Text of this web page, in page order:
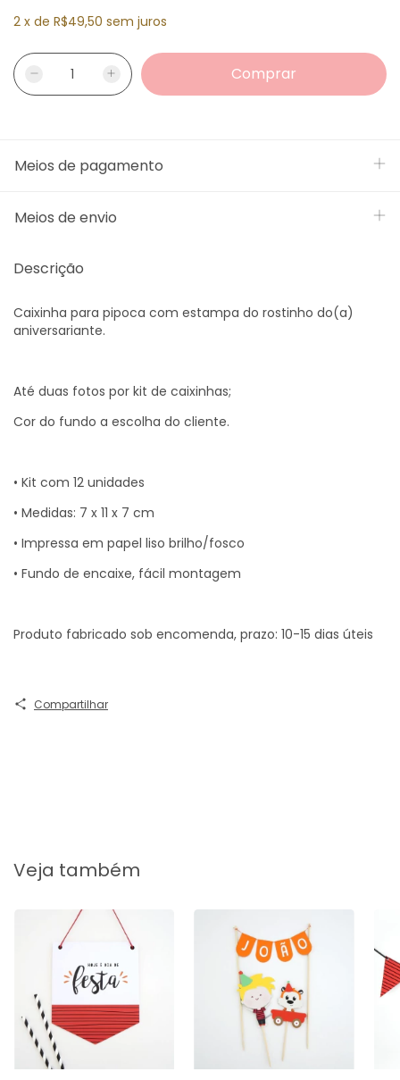
2 x de R$49,50 sem juros
Meios de pagamento
Meios de envio
Descrição
Caixinha para pipoca com estampa do rostinho do(a)
aniversariante.
Até duas fotos por kit de caixinhas;
Cor do fundo a escolha do cliente.
• Kit com 12 unidades
• Medidas: 7 x 11 x 7 cm
• Impressa em papel liso brilho/fosco
• Fundo de encaixe, fácil montagem
Produto fabricado sob encomenda, prazo: 10-15 dias úteis
Compartilhar
Veja também